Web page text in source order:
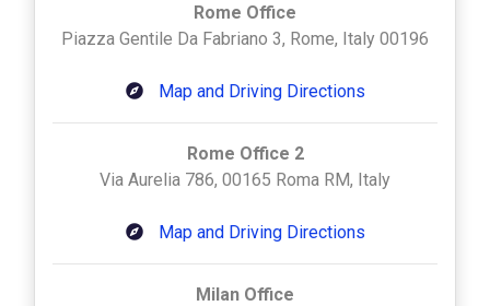
Rome Office
Piazza Gentile Da Fabriano 3, Rome, Italy 00196
Map and Driving Directions
Rome Office 2
Via Aurelia 786, 00165 Roma RM, Italy
Map and Driving Directions
Milan Office